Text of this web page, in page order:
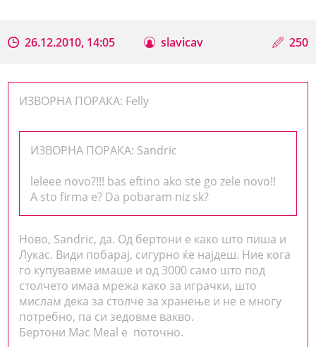
26.12.2010, 14:05 slavicav 250
ИЗВОРНА ПОРАКА: Felly
ИЗВОРНА ПОРАКА: Sandric
leleee novo?!!! bas eftino ako ste go zele novo!!
A sto firma e? Da pobaram niz sk?
Ново, Sandric, да. Од бертони е како што пиша и
Лукас. Види побарај, сигурно ќе најдеш. Ние кога
го купувавме имаше и од 3000 само што под
столчето имаа мрежа како за играчки, што
мислам дека за столче за хранење и не е многу
потребно, па си зедовме вакво.
Бертони Mac Meal e поточно.